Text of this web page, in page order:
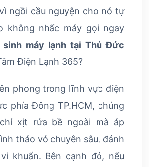
ngồi cầu nguyện cho nó tự
không nhấc máy gọi ngay
sinh máy lạnh tại Thủ Đức
Điện Lạnh 365?
phong trong lĩnh vực điện
phía Đông TP.HCM, chúng
xịt rửa bề ngoài mà áp
tháo vỏ chuyên sâu, đánh
khuẩn. Bên cạnh đó, nếu